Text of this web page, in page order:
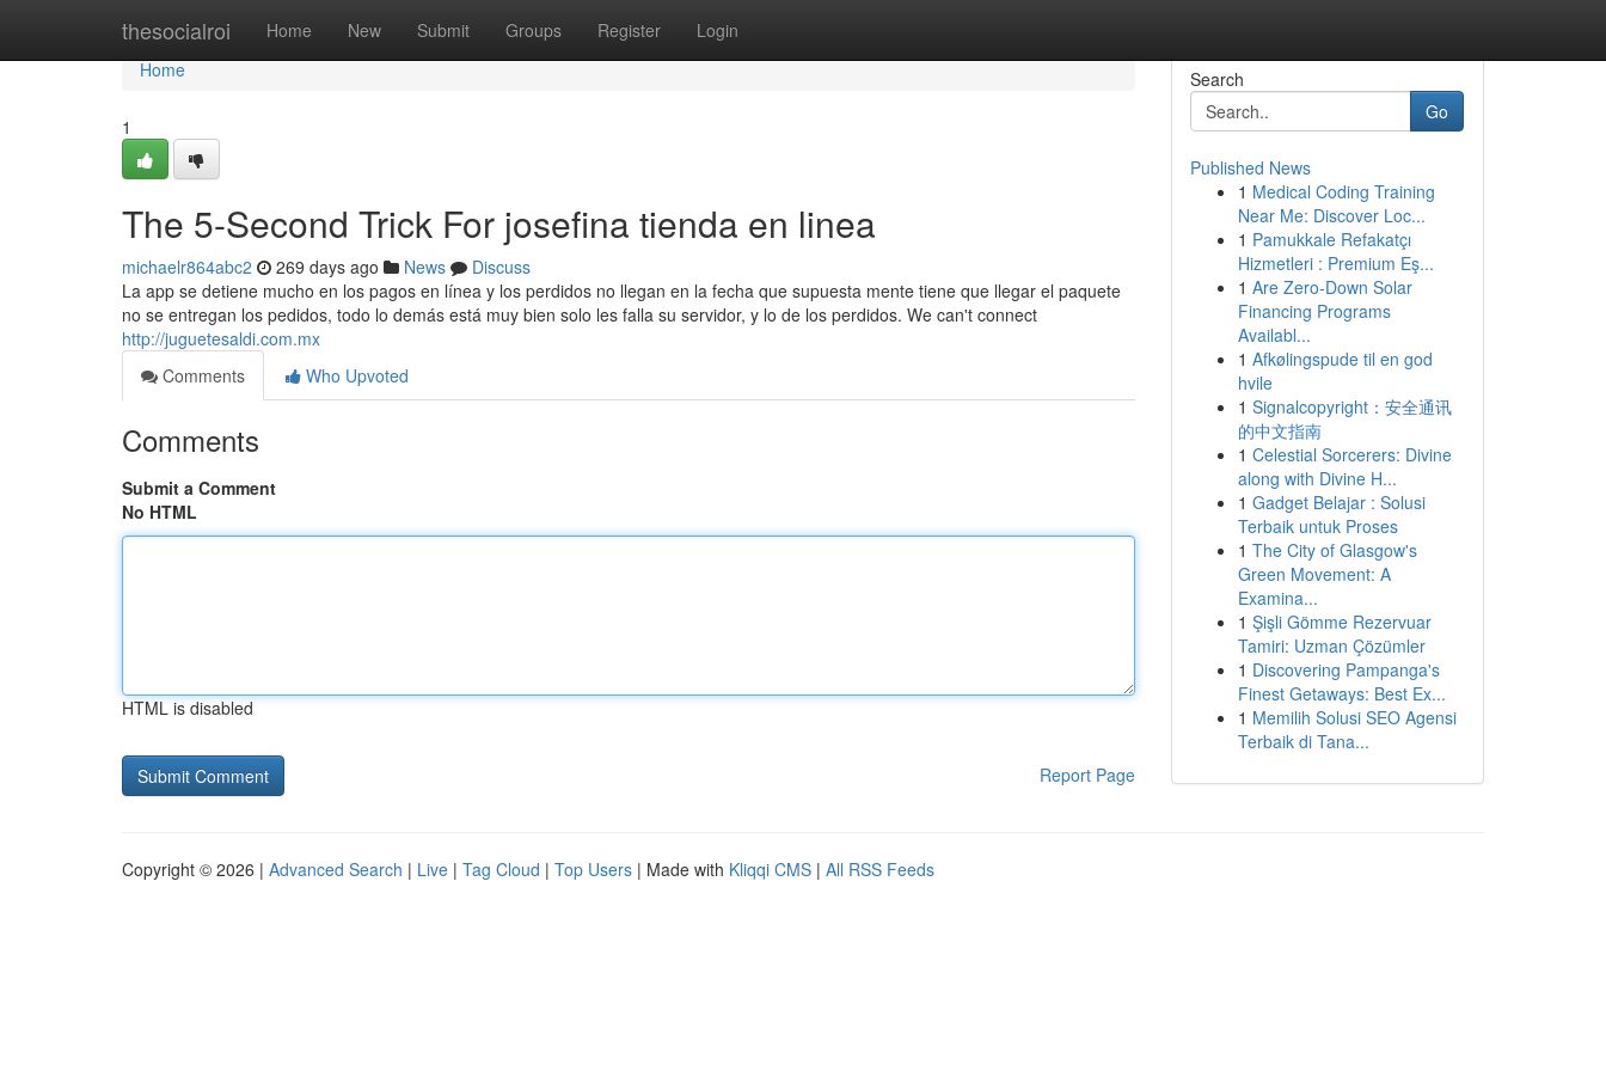
thesocialroi Home New Submit Groups Register Login
Home
Home
1
The 5-Second Trick For josefina tienda en linea
michaelr864abc2 269 days ago News
Discuss
La app se detiene mucho en los pagos en línea y los perdidos no llegan en la fecha que supuesta mente tiene que llegar el paquete
no se entregan los pedidos, todo lo demás está muy bien solo les falla su servidor, y lo de los perdidos. We can't connect
http://juguetesaldi.com.mx
Comments
Who Upvoted
Comments
Submit a Comment
No HTML
HTML is disabled
Report Page
Search
Go
Published News
1 Medical Coding Training
Near Me: Discover Loc...
1 Pamukkale Refakatçı
Hizmetleri : Premium Eş...
1 Are Zero-Down Solar
Financing Programs
Availabl...
1 Afkølingspude til en god
hvile
1 Signalcopyright：安全通讯
的中文指南
1 Celestial Sorcerers: Divine
along with Divine H...
1 Gadget Belajar : Solusi
Terbaik untuk Proses
1 The City of Glasgow's
Green Movement: A
Examina...
1 Şişli Gömme Rezervuar
Tamiri: Uzman Çözümler
1 Discovering Pampanga's
Finest Getaways: Best Ex...
1 Memilih Solusi SEO Agensi
Terbaik di Tana...
Copyright © 2026 | Advanced Search | Live | Tag Cloud | Top Users | Made with Kliqqi CMS | All RSS Feeds